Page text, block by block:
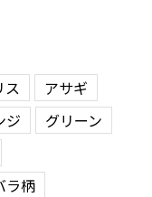
ス
アサギ
ジ
グリーン
ラ柄